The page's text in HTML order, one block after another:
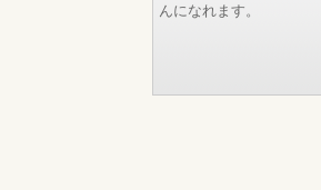
んになれます。